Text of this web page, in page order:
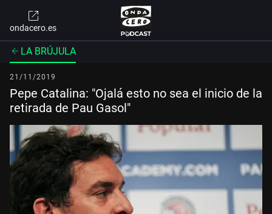
ondacero.es
LA BRÚJULA
21/11/2019
Pepe Catalina: "Ojalá esto no sea el inicio de la
retirada de Pau Gasol"